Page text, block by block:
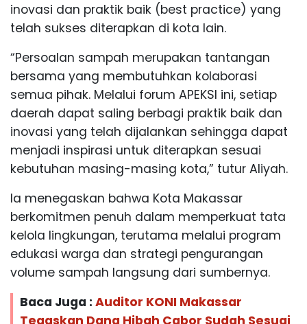
inovasi dan praktik baik (best practice) yang
telah sukses diterapkan di kota lain.
“Persoalan sampah merupakan tantangan
bersama yang membutuhkan kolaborasi
semua pihak. Melalui forum APEKSI ini, setiap
daerah dapat saling berbagi praktik baik dan
inovasi yang telah dijalankan sehingga dapat
menjadi inspirasi untuk diterapkan sesuai
kebutuhan masing-masing kota,” tutur Aliyah.
Ia menegaskan bahwa Kota Makassar
berkomitmen penuh dalam memperkuat tata
kelola lingkungan, terutama melalui program
edukasi warga dan strategi pengurangan
volume sampah langsung dari sumbernya.
Baca Juga : Auditor KONI Makassar
Tegaskan Dana Hibah Cabor Sudah Sesuai